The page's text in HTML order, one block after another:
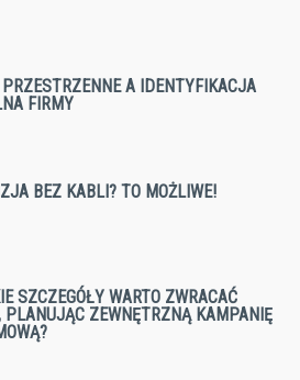
A IDENTYFIKACJA
FIRMY
BEZ KABLI? TO MOŻLIWE!
SZCZEGÓŁY WARTO ZWRACAĆ
PLANUJĄC ZEWNĘTRZNĄ KAMPANIĘ